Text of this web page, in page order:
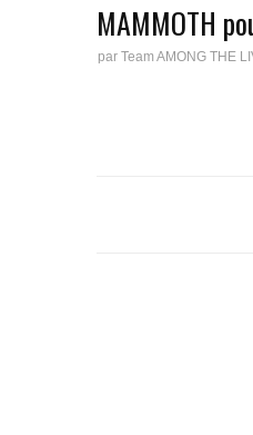
MAMMOTH
par Team AMONG THE